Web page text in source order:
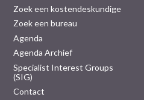
Zoek een kostendeskundige
Zoek een bureau
Agenda
Agenda Archief
Specialist Interest Groups
(SIG)
Contact